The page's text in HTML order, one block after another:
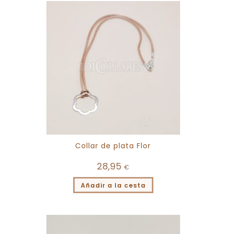
Collar de plata Flor
28,95 €
Añadir a la cesta